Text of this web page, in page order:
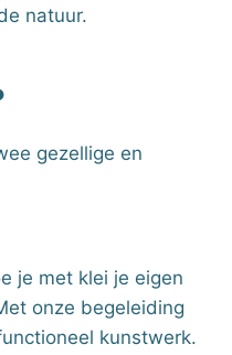
natuur.
gezellige en
je met klei je eigen
onze begeleiding
kunstwerk.